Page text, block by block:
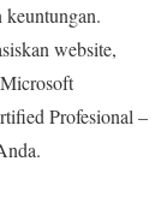
keuntungan.
website,
Profesional –